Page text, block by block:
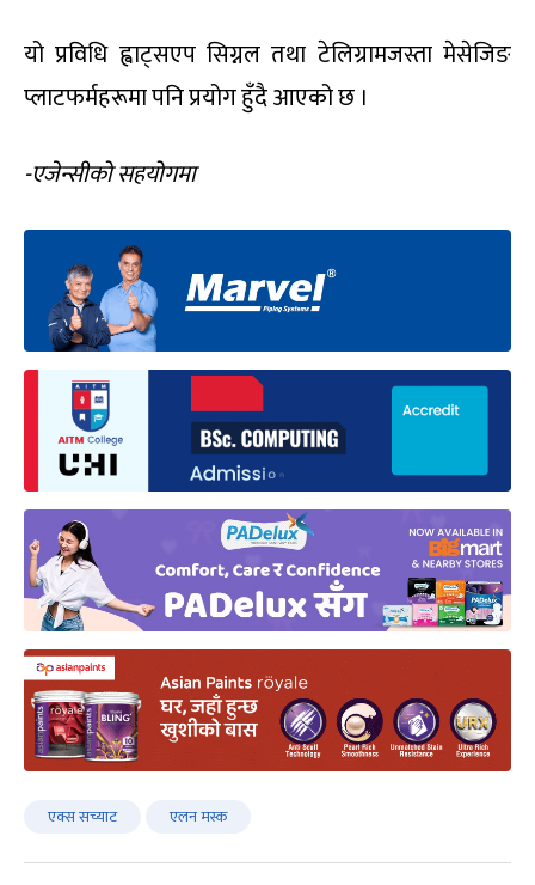
यो प्रविधि ह्वाट्सएप सिग्नल तथा टेलिग्रामजस्ता मेसेजिङ
प्लाटफर्महरूमा पनि प्रयोग हुँदै आएको छ ।
-एजेन्सीको सहयोगमा
एक्स सच्याट एलन मस्क